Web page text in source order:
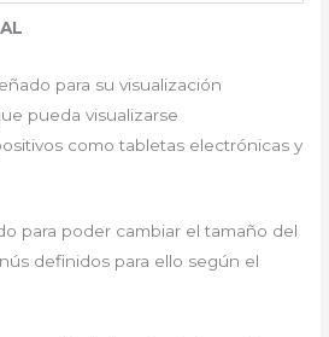
para su visualización
pueda visualizarse
como tabletas electrónicas y
para poder cambiar el tamaño del
definidos para ello según el